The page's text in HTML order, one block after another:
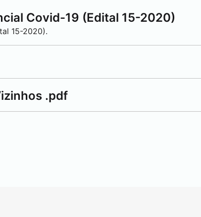
Covid-19 (Edital 15-2020)
15-2020).
.pdf